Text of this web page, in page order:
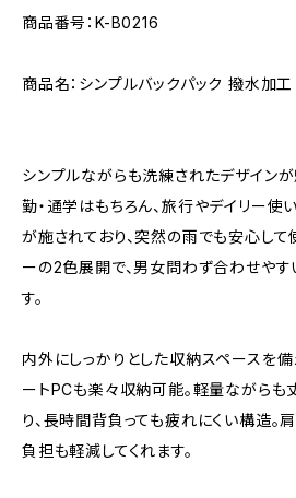
商品番号：K-B0216
商品名：シンプルバックパック 撥水加
シンプルながらも洗練されたデザインが
勤・通学はもちろん、旅行やデイリー使
が施されており、突然の雨でも安心して
ーの2色展開で、男女問わず合わせやす
す。
内外にしっかりとした収納スペースを
ートPCも楽々収納可能。軽量ながらも
り、長時間背負っても疲れにくい構造。
負担も軽減してくれます。